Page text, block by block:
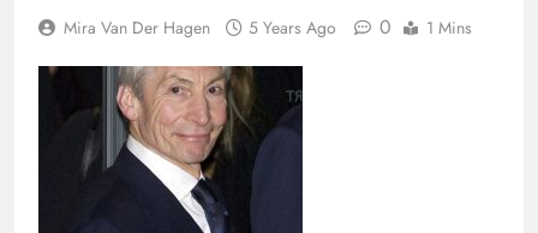
Mira Van Der Hagen 5 Years Ago 0 1 Mins